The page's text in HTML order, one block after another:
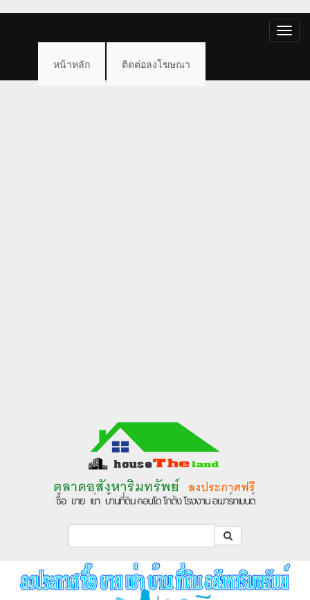
Toggle
หน้าหลัก ติดต่อลงโฆษณา